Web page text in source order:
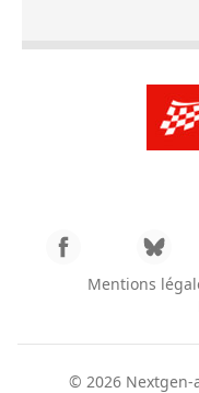
Mentions
© 2026 Nextgen-